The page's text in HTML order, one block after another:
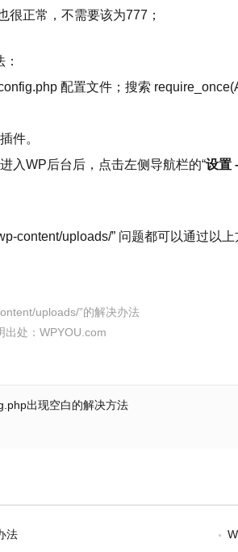
很正常，不需要该为777；
配置文件；搜索
件。
入WP后台后，点击左侧导航栏的“设置
content/uploads/” 问题都可以通过以上
uploads/”的解决办法
处： WPYOU.com
出现空白的解决方法
法